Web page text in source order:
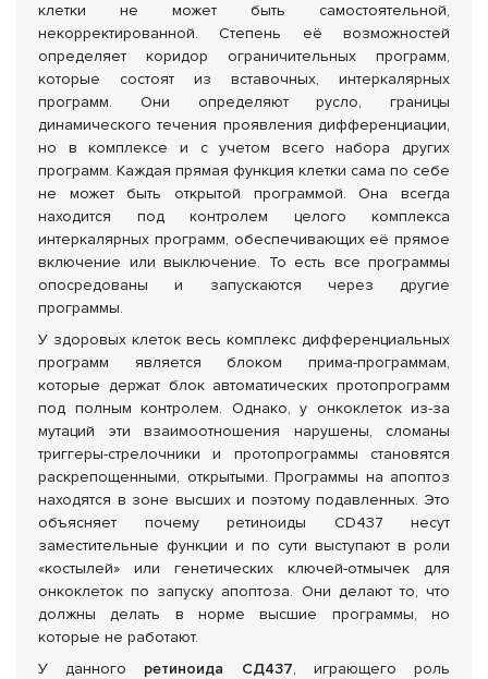
клетки не может быть самостоятельной,
некорректированной. Степень её возможностей
определяет коридор ограничительных программ,
которые состоят из вставочных, интеркалярных
программ. Они определяют русло, границы
динамического течения проявления дифференциации,
но в комплексе и с учетом всего набора других
программ. Каждая прямая функция клетки сама по себе
не может быть открытой программой. Она всегда
находится под контролем целого комплекса
интеркалярных программ, обеспечивающих её прямое
включение или выключение. То есть все программы
опосредованы и запускаются через другие
программы.
У здоровых клеток весь комплекс дифференциальных
программ является блоком прима-программам,
которые держат блок автоматических протопрограмм
под полным контролем. Однако, у онкоклеток из-за
мутаций эти взаимоотношения нарушены, сломаны
триггеры-стрелочники и протопрограммы становятся
раскрепощенными, открытыми. Программы на апоптоз
находятся в зоне высших и поэтому подавленных. Это
объясняет почему ретиноиды CD437 несут
заместительные функции и по сути выступают в роли
«костылей» или генетических ключей-отмычек для
онкоклеток по запуску апоптоза. Они делают то, что
должны делать в норме высшие программы, но
которые не работают.
У данного ретиноида СД437, играющего роль